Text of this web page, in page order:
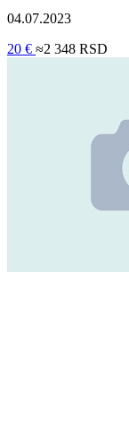
04.07.2023
20 € ≈2 348 RSD